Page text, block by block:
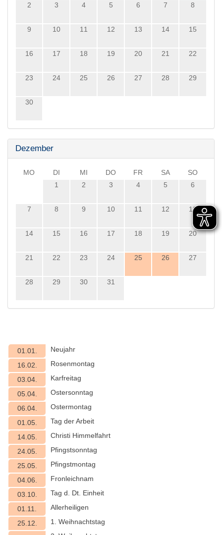
2 3 4 5 6 7 8
9 10 11 12 13 14 15
16 17 18 19 20 21 22
23 24 25 26 27 28 29
30
Dezember
MO DI MI DO FR SA
SO
1
2 3 4 5 6
7 8 9 10 11 12 13
14 15 16 17 18 19 20
21 22 23 24 25 26 27
28 29 30 31
01.01.
Neujahr
16.02.
Rosenmontag
03.04.
Karfreitag
05.04.
Ostersonntag
06.04.
Ostermontag
01.05.
Tag der Arbeit
14.05.
Christi Himmelfahrt
24.05.
Pfingstsonntag
25.05.
Pfingstmontag
04.06.
Fronleichnam
03.10.
Tag d. Dt. Einheit
01.11.
Allerheiligen
25.12.
1. Weihnachtstag